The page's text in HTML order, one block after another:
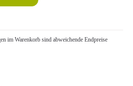
im Warenkorb sind abweichende Endpreise